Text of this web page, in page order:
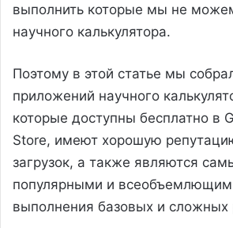
выполнить которые мы не
научного калькулятора.
Поэтому в этой статье мы
приложений научного
которые доступны бесплатно в
Store, имеют хорошую
загрузок, а также являются
популярными и
выполнения базовых и сложных